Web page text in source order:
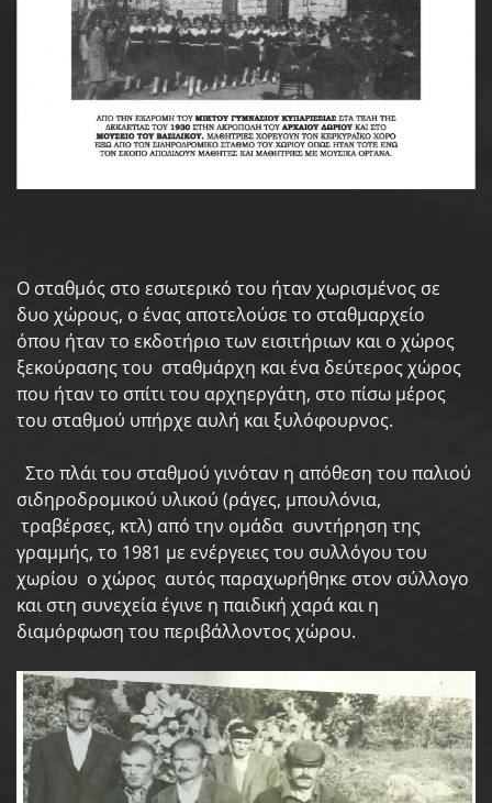
Ο σταθμός στο εσωτερικό του ήταν χωρισμένος σε
δυο χώρους, ο ένας αποτελούσε το σταθμαρχείο
όπου ήταν το εκδοτήριο των εισιτήριων και ο χώρος
ξεκούρασης του σταθμάρχη και ένα δεύτερος χώρος
που ήταν το σπίτι του αρχηεργάτη, στο πίσω μέρος
του σταθμού υπήρχε αυλή και ξυλόφουρνος.
Στο πλάι του σταθμού γινόταν η απόθεση του παλιού
σιδηροδρομικού υλικού (ράγες, μπουλόνια,
τραβέρσες, κτλ) από την ομάδα συντήρηση της
γραμμής, το 1981 με ενέργειες του συλλόγου του
χωρίου ο χώρος αυτός παραχωρήθηκε στον σύλλογο
και στη συνεχεία έγινε η παιδική χαρά και η
διαμόρφωση του περιβάλλοντος χώρου.